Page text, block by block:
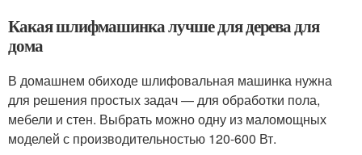
Какая шлифмашинка лучше для дерева для
дома
В домашнем обиходе шлифовальная машинка нужна
для решения простых задач — для обработки пола,
мебели и стен. Выбрать можно одну из маломощных
моделей с производительностью 120-600 Вт.